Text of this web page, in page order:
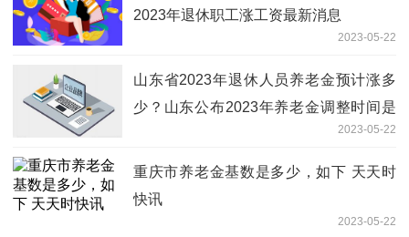
2023年退休职工涨工资最新消息
2023-05-22
山东省2023年退休人员养老金预计涨多
少？山东公布2023年养老金调整时间是
2023-05-22
重庆市养老金基数是多少，如下 天天时
快讯
2023-05-22